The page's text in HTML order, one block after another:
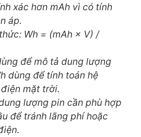
xác hơn mAh vì có tính
áp.
Wh = (mAh × V) /
để mô tả dung lượng
dùng để tính toán hệ
mặt trời.
lượng pin cần phù hợp
để tránh lãng phí hoặc